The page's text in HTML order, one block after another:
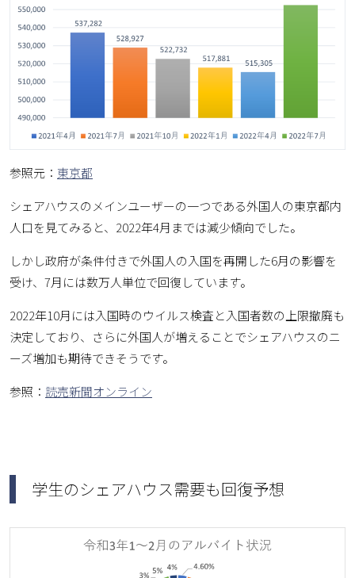
参照元： 東京都
シェアハウスのメインユーザーの一つである外国人の東京都内
人口を見てみると、2022年4月までは減少傾向でした。
しかし政府が条件付きで外国人の入国を再開した6月の影響を
受け、7月には数万人単位で回復しています。
2022年10月には入国時のウイルス検査と入国者数の上限撤廃も
決定しており、さらに外国人が増えることでシェアハウスのニ
ーズ増加も期待できそうです。
参照： 読売新聞オンライン
学生のシェアハウス需要も回復予想